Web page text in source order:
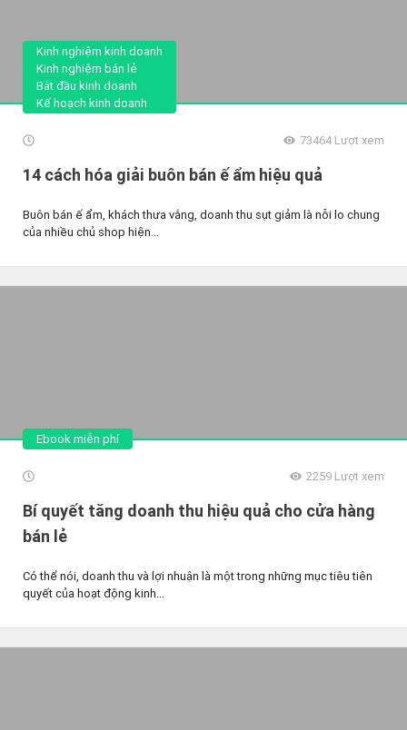
Kinh nghiệm kinh doanh
Kinh nghiệm bán lẻ
Bắt đầu kinh doanh
Kế hoạch kinh doanh
73464Lượt xem
14 cách hóa giải buôn bán ế ẩm hiệu quả
Buôn bán ế ẩm, khách thưa vắng, doanh thu sụt giảm là nỗi lo chung
của nhiều chủ shop hiện...
Ebook miễn phí
2259 Lượt xem
Bí quyết tăng doanh thu hiệu quả cho cửa hàng
bán lẻ
Có thể nói, doanh thu và lợi nhuận là một trong những mục tiêu tiên
quyết của hoạt động kinh...